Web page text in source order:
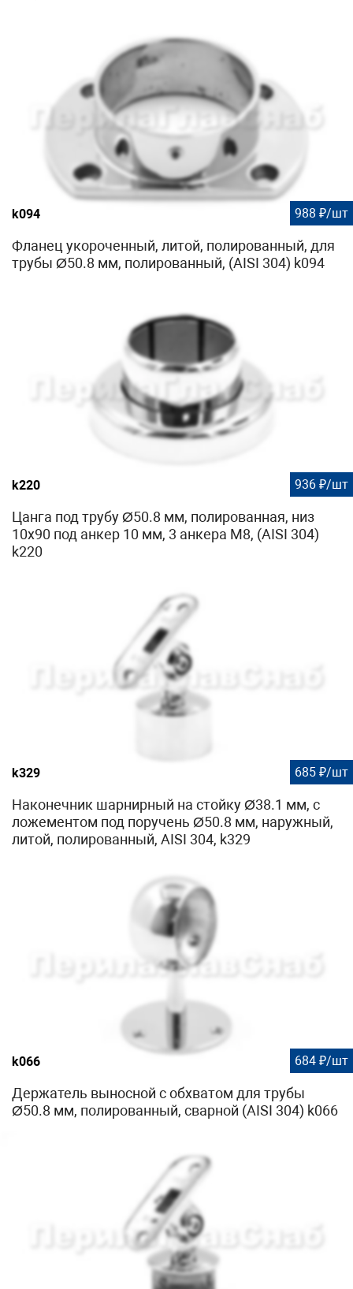
k094 988 ₽/шт
Фланец укороченный, литой, полированный, для
трубы Ø50.8 мм, полированный, (AISI 304) k094
k220 936 ₽/шт
Цанга под трубу Ø50.8 мм, полированная, низ
10х90 под анкер 10 мм, 3 анкера М8, (AISI 304)
k220
k329 685 ₽/шт
Наконечник шарнирный на стойку Ø38.1 мм, с
ложементом под поручень Ø50.8 мм, наружный,
литой, полированный, AISI 304, k329
k066 684 ₽/шт
Держатель выносной с обхватом для трубы
Ø50.8 мм, полированный, сварной (AISI 304) k066